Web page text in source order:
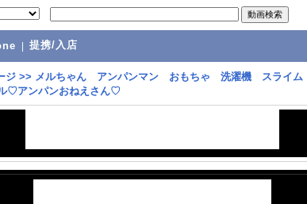
提携/入店
ジ >> メルちゃん アンパンマン おもちゃ 洗濯機 スライ
♡アンパンおねえさん♡